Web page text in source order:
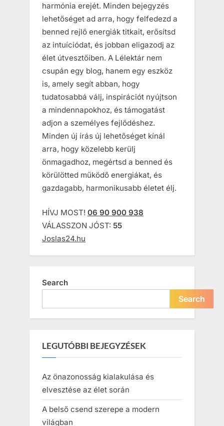
harmónia erejét. Minden bejegyzés
lehetőséget ad arra, hogy felfedezd a
benned rejlő energiák titkait, erősítsd
az intuíciódat, és jobban eligazodj az
élet útvesztőiben. A Lélektár nem
csupán egy blog, hanem egy eszköz
is, amely segít abban, hogy
tudatosabbá válj, inspirációt nyújtson
a mindennapokhoz, és támogatást
adjon a személyes fejlődéshez.
Minden új írás új lehetőséget kínál
arra, hogy közelebb kerülj
önmagadhoz, megértsd a benned és
körülötted működő energiákat, és
gazdagabb, harmonikusabb életet élj.
HÍVJ MOST! 06 90 900 938
VÁLASSZON JÓST: 55
Joslas24.hu
Search
Search
LEGUTÓBBI BEJEGYZÉSEK
Az önazonosság kialakulása és
elvesztése az élet során
A belső csend szerepe a modern
világban